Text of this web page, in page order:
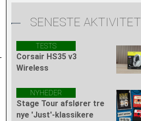
SENESTE AKTIVITET
TESTS
Corsair HS35 v3
Wireless
NYHEDER
Stage Tour afslører tre
nye 'Just'-klassikere